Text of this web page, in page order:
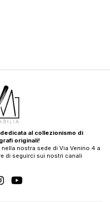
al collezionismo di
originali!
nostra sede di Via Venino 4 a
di seguirci sui nostri canali